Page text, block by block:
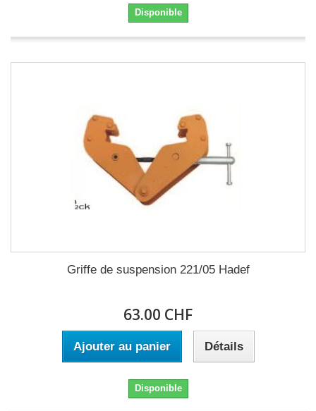
Disponible
Griffe de suspension 221/05 Hadef
63.00 CHF
Ajouter au panier Détails
Disponible